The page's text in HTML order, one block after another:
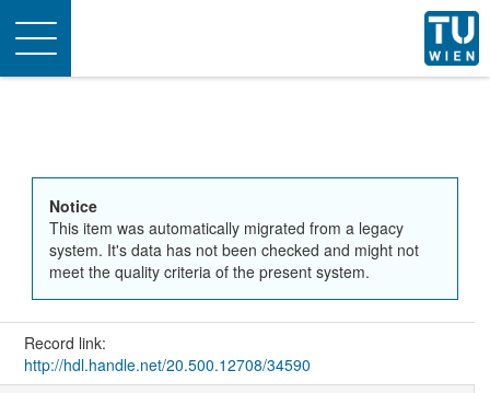
Toggle
navigation
Notice
This item was automatically migrated from a legacy
system. It's data has not been checked and might not
meet the quality criteria of the present system.
Record link:
http://hdl.handle.net/20.500.12708/34590